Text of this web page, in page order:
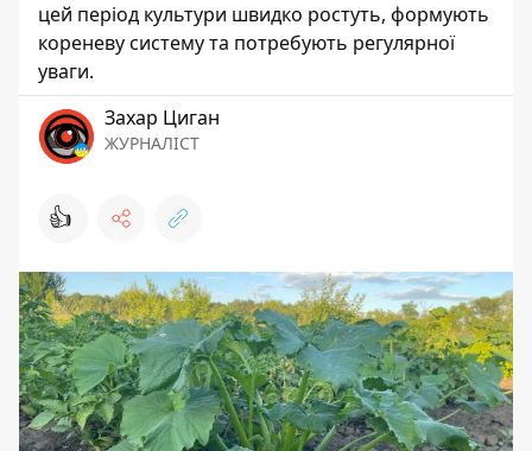
цей період культури швидко ростуть, формують
кореневу систему та потребують регулярної
уваги.
Захар Циган
ЖУРНАЛІСТ
👍